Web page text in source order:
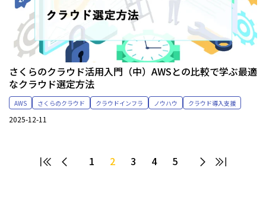
さくらのクラウド活用入門（中）AWSとの比較で学ぶ最適
なクラウド選定方法
AWS さくらのクラウド クラウドインフラ ノウハウ クラウド導入支援
2025-12-11
1 2 3 4 5